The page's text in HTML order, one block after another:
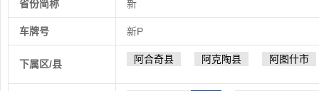
省份简称 新
车牌号 新P
下属区/县 阿合奇县 阿克陶县 阿图什市